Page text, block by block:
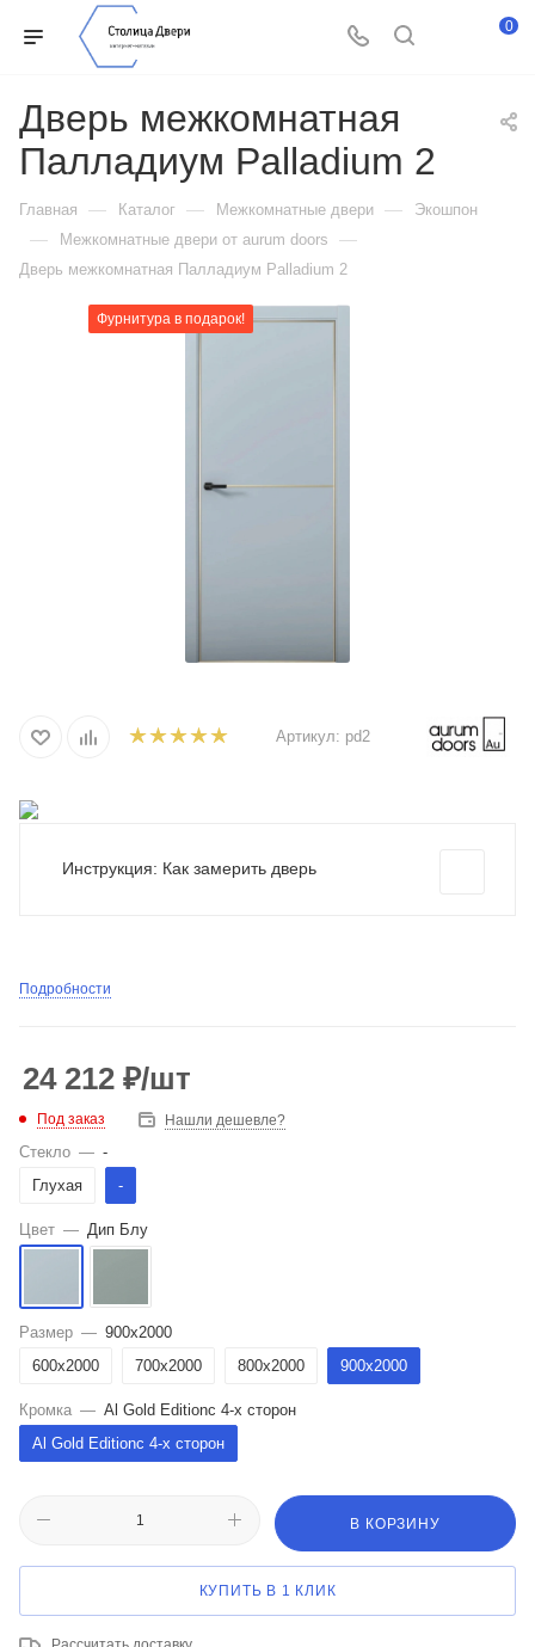
0
Дверь межкомнатная
Палладиум Palladium 2
Главная — Каталог — Межкомнатные двери — Экошпон
— Межкомнатные двери от aurum doors —
Дверь межкомнатная Палладиум Palladium 2
Фурнитура в подарок!
Артикул: pd2
Инструкция: Как замерить дверь
Подробности
24 212 ₽/шт
Под заказ Нашли дешевле?
Стекло — -
Глухая
-
Цвет — Дип Блу
Размер — 900x2000
600x2000
700x2000 800x2000 900x2000
Кромка — Al Gold Editionс 4-х сторон
Al Gold Editionс 4-х сторон
В КОРЗИНУ
КУПИТЬ В 1 КЛИК